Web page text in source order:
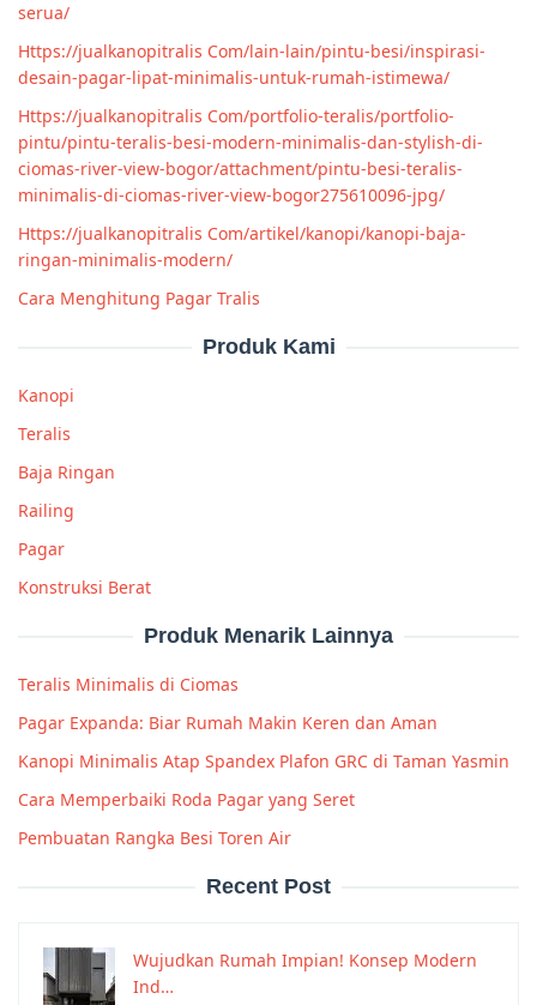
serua/
Https://jualkanopitralis Com/lain-lain/pintu-besi/inspirasi-
desain-pagar-lipat-minimalis-untuk-rumah-istimewa/
Https://jualkanopitralis Com/portfolio-teralis/portfolio-
pintu/pintu-teralis-besi-modern-minimalis-dan-stylish-di-
ciomas-river-view-bogor/attachment/pintu-besi-teralis-
minimalis-di-ciomas-river-view-bogor275610096-jpg/
Https://jualkanopitralis Com/artikel/kanopi/kanopi-baja-
ringan-minimalis-modern/
Cara Menghitung Pagar Tralis
Produk Kami
Kanopi
Teralis
Baja Ringan
Railing
Pagar
Konstruksi Berat
Produk Menarik Lainnya
Teralis Minimalis di Ciomas
Pagar Expanda: Biar Rumah Makin Keren dan Aman
Kanopi Minimalis Atap Spandex Plafon GRC di Taman Yasmin
Cara Memperbaiki Roda Pagar yang Seret
Pembuatan Rangka Besi Toren Air
Recent Post
Wujudkan Rumah Impian! Konsep Modern
Ind…